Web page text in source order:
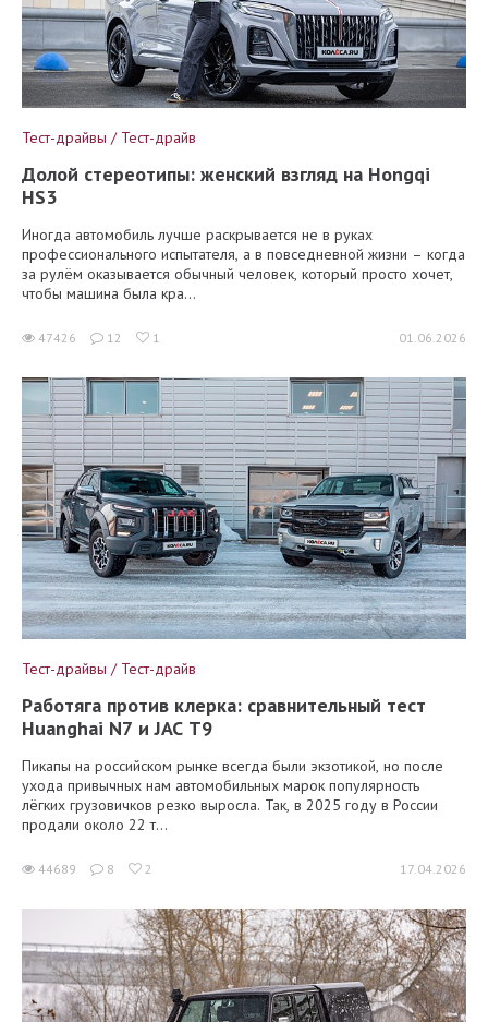
Тест-драйвы / Тест-драйв
Долой стереотипы: женский взгляд на Hongqi
HS3
Иногда автомобиль лучше раскрывается не в руках
профессионального испытателя, а в повседневной жизни – когда
за рулём оказывается обычный человек, который просто хочет,
чтобы машина была кра...
47426 12 1 01.06.2026
Тест-драйвы / Тест-драйв
Работяга против клерка: сравнительный тест
Huanghai N7 и JAC T9
Пикапы на российском рынке всегда были экзотикой, но после
ухода привычных нам автомобильных марок популярность
лёгких грузовичков резко выросла. Так, в 2025 году в России
продали около 22 т...
44689 8 2 17.04.2026